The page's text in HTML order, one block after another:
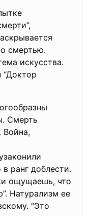
смертью.
искусства.
Смерть
Война,
ранг доблести.
ощущаешь, что
Натурализм ее
“Это